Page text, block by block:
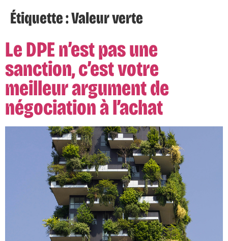
Étiquette :Valeur verte
Le DPE n’est pas une
sanction, c’est votre
meilleur argument de
négociation à l’achat